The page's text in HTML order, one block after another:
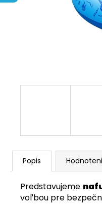
Popis
Predstavujeme
voľbou pre
CF
BAZÉN
RATTAN/